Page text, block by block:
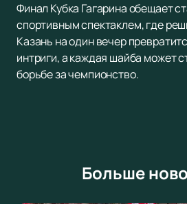
Финал Кубка Гагарина обещает
спортивным спектаклем, где
Казань на один вечер
интриги, а каждая шайба может
борьбе за чемпионство.
Больше